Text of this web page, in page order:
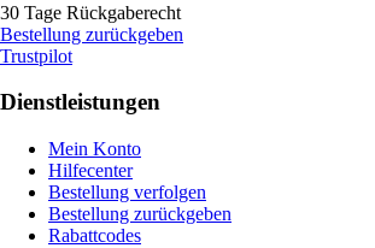
30 Tage Rückgaberecht
Bestellung zurückgeben
Trustpilot
Dienstleistungen
Mein Konto
Hilfecenter
Bestellung verfolgen
Bestellung zurückgeben
Rabattcodes